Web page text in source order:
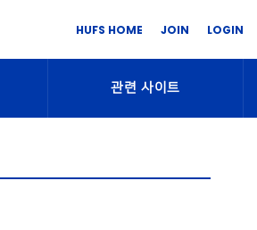
HUFS HOME JOIN LOGIN
관련 사이트